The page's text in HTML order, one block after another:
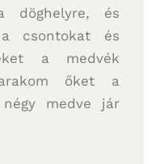
döghelyre, és
a csontokat és
a medvék
őket a
medve jár